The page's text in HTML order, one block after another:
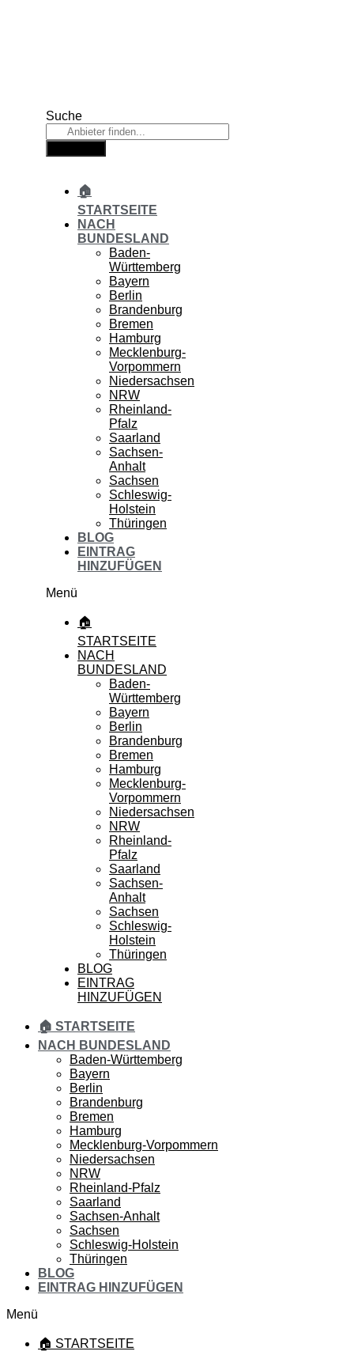
Suche
🏠
STARTSEITE
NACH
BUNDESLAND
Baden-
Württemberg
Bayern
Berlin
Brandenburg
Bremen
Hamburg
Mecklenburg-
Vorpommern
Niedersachsen
NRW
Rheinland-
Pfalz
Saarland
Sachsen-
Anhalt
Sachsen
Schleswig-
Holstein
Thüringen
BLOG
EINTRAG
HINZUFÜGEN
Menü
🏠
STARTSEITE
NACH
BUNDESLAND
Baden-
Württemberg
Bayern
Berlin
Brandenburg
Bremen
Hamburg
Mecklenburg-
Vorpommern
Niedersachsen
NRW
Rheinland-
Pfalz
Saarland
Sachsen-
Anhalt
Sachsen
Schleswig-
Holstein
Thüringen
BLOG
EINTRAG
HINZUFÜGEN
🏠 STARTSEITE
NACH BUNDESLAND
Baden-Württemberg
Bayern
Berlin
Brandenburg
Bremen
Hamburg
Mecklenburg-Vorpommern
Niedersachsen
NRW
Rheinland-Pfalz
Saarland
Sachsen-Anhalt
Sachsen
Schleswig-Holstein
Thüringen
BLOG
EINTRAG HINZUFÜGEN
Menü
🏠 STARTSEITE